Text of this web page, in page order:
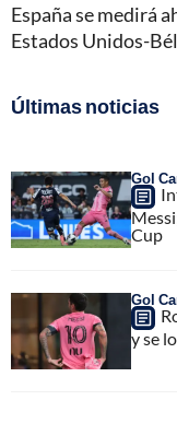
España se medirá
Estados Unidos-
Últimas noticias
Gol
Cup
Gol
y se